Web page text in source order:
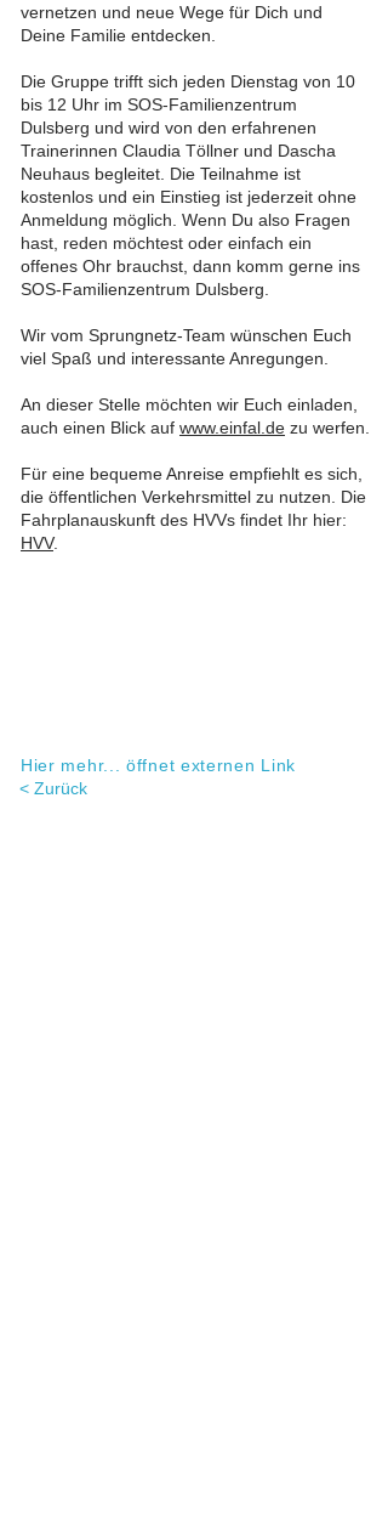
vernetzen und neue Wege für Dich und
Deine Familie entdecken.
Die Gruppe trifft sich jeden Dienstag von 10
bis 12 Uhr im SOS-Familienzentrum
Dulsberg und wird von den erfahrenen
Trainerinnen Claudia Töllner und Dascha
Neuhaus begleitet. Die Teilnahme ist
kostenlos und ein Einstieg ist jederzeit ohne
Anmeldung möglich. Wenn Du also Fragen
hast, reden möchtest oder einfach ein
offenes Ohr brauchst, dann komm gerne ins
SOS-Familienzentrum Dulsberg.
Wir vom Sprungnetz-Team wünschen Euch
viel Spaß und interessante Anregungen.
An dieser Stelle möchten wir Euch einladen,
auch einen Blick auf www.einfal.de zu werfen.
Für eine bequeme Anreise empfiehlt es sich,
die öffentlichen Verkehrsmittel zu nutzen. Die
Fahrplanauskunft des HVVs findet Ihr hier:
HVV.
Hier mehr... öffnet externen Link
< Zurück